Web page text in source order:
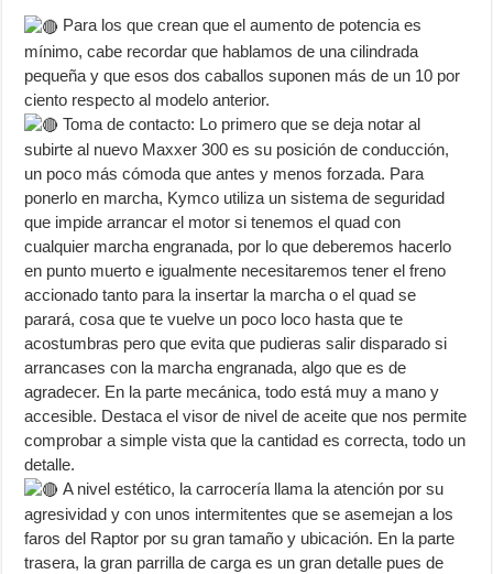
Para los que crean que el aumento de potencia es
mínimo, cabe recordar que hablamos de una cilindrada
pequeña y que esos dos caballos suponen más de un 10 por
ciento respecto al modelo anterior.
Toma de contacto: Lo primero que se deja notar al
subirte al nuevo Maxxer 300 es su posición de conducción,
un poco más cómoda que antes y menos forzada. Para
ponerlo en marcha, Kymco utiliza un sistema de seguridad
que impide arrancar el motor si tenemos el quad con
cualquier marcha engranada, por lo que deberemos hacerlo
en punto muerto e igualmente necesitaremos tener el freno
accionado tanto para la insertar la marcha o el quad se
parará, cosa que te vuelve un poco loco hasta que te
acostumbras pero que evita que pudieras salir disparado si
arrancases con la marcha engranada, algo que es de
agradecer. En la parte mecánica, todo está muy a mano y
accesible. Destaca el visor de nivel de aceite que nos permite
comprobar a simple vista que la cantidad es correcta, todo un
detalle.
A nivel estético, la carrocería llama la atención por su
agresividad y con unos intermitentes que se asemejan a los
faros del Raptor por su gran tamaño y ubicación. En la parte
trasera, la gran parrilla de carga es un gran detalle pues de